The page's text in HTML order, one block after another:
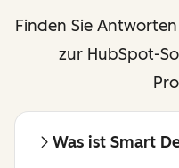
Finden Sie
zur HubSpot-
Was ist Smart